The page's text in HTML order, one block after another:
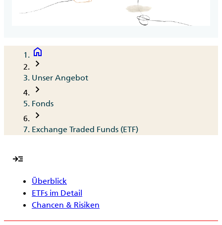
Breadcrumb
home
chevron_right
Unser Angebot
chevron_right
Fonds
chevron_right
Exchange Traded Funds (ETF)
read_more
Überblick
ETFs im Detail
Chancen & Risiken